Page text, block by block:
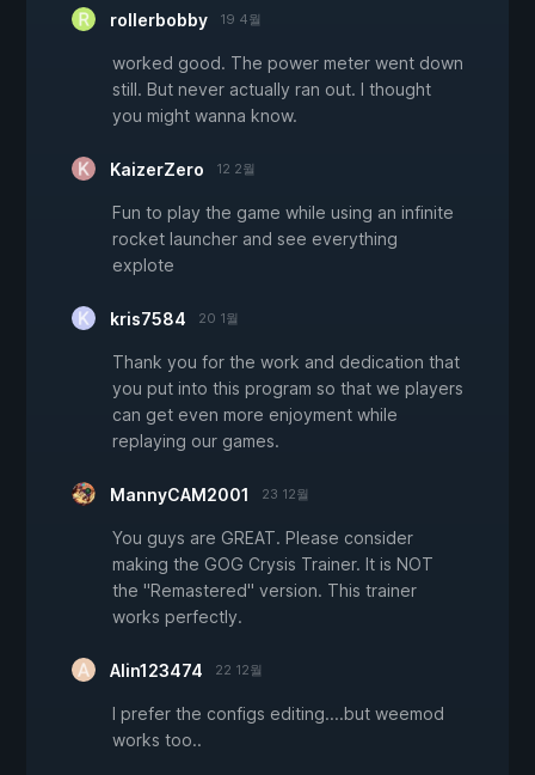
rollerbobby 19 4월
worked good. The power meter went down
still. But never actually ran out. I thought
you might wanna know.
KaizerZero 12 2월
Fun to play the game while using an infinite
rocket launcher and see everything
explote
kris7584 20 1월
Thank you for the work and dedication that
you put into this program so that we players
can get even more enjoyment while
replaying our games.
MannyCAM2001 23 12월
You guys are GREAT. Please consider
making the GOG Crysis Trainer. It is NOT
the "Remastered" version. This trainer
works perfectly.
Alin123474 22 12월
I prefer the configs editing....but weemod
works too..